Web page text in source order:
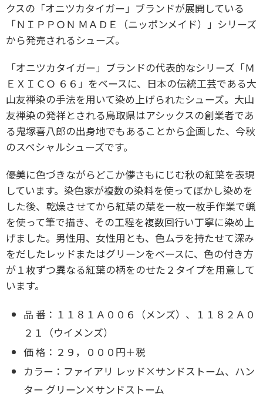
クスの「オニツカタイガー」ブランドが展開している
「ＮＩＰＰＯＮ ＭＡＤＥ（ニッポンメイド）」シリーズ
から発売されるシューズ。
「オニツカタイガー」ブランドの代表的なシリーズ「Ｍ
ＥＸＩＣＯ ６６」をベースに、日本の伝統工芸である大
山友禅染の手法を用いて染め上げられたシューズ。 大山
友禅染の発祥とされる鳥取県はアシックスの創業者であ
る鬼塚喜八郎の出身地でもあることから企画した、今秋
のスペシャルシューズです。
優美に色づきながらどこか儚さもにじむ秋の紅葉を表現
しています。染色家が複数の染料を使ってぼかし染めを
した後、乾燥させてから紅葉の葉を一枚一枚手作業で蝋
を使って筆で描き、その工程を複数回行い丁寧に染め上
げました。男性用、女性用とも、色ムラを持たせて深み
をだしたレッドまたはグリーンをベースに、色の付き方
が１枚ずつ異なる紅葉の柄をのせた２タイプを用意して
います。
品 番：１１８１Ａ００６（メンズ）、１１８２Ａ０
２１（ウイメンズ）
価 格：２９，０００円＋税
カラー：ファイアリ レッド×サンドストーム、ハン
ター グリーン×サンドストーム